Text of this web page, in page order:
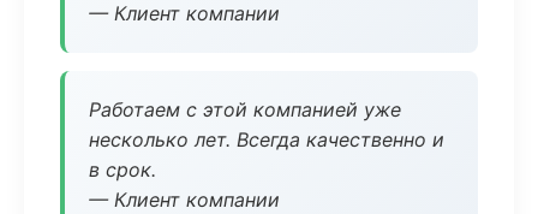
— Клиент компании
Работаем с этой компанией уже
несколько лет. Всегда качественно и
в срок.
— Клиент компании